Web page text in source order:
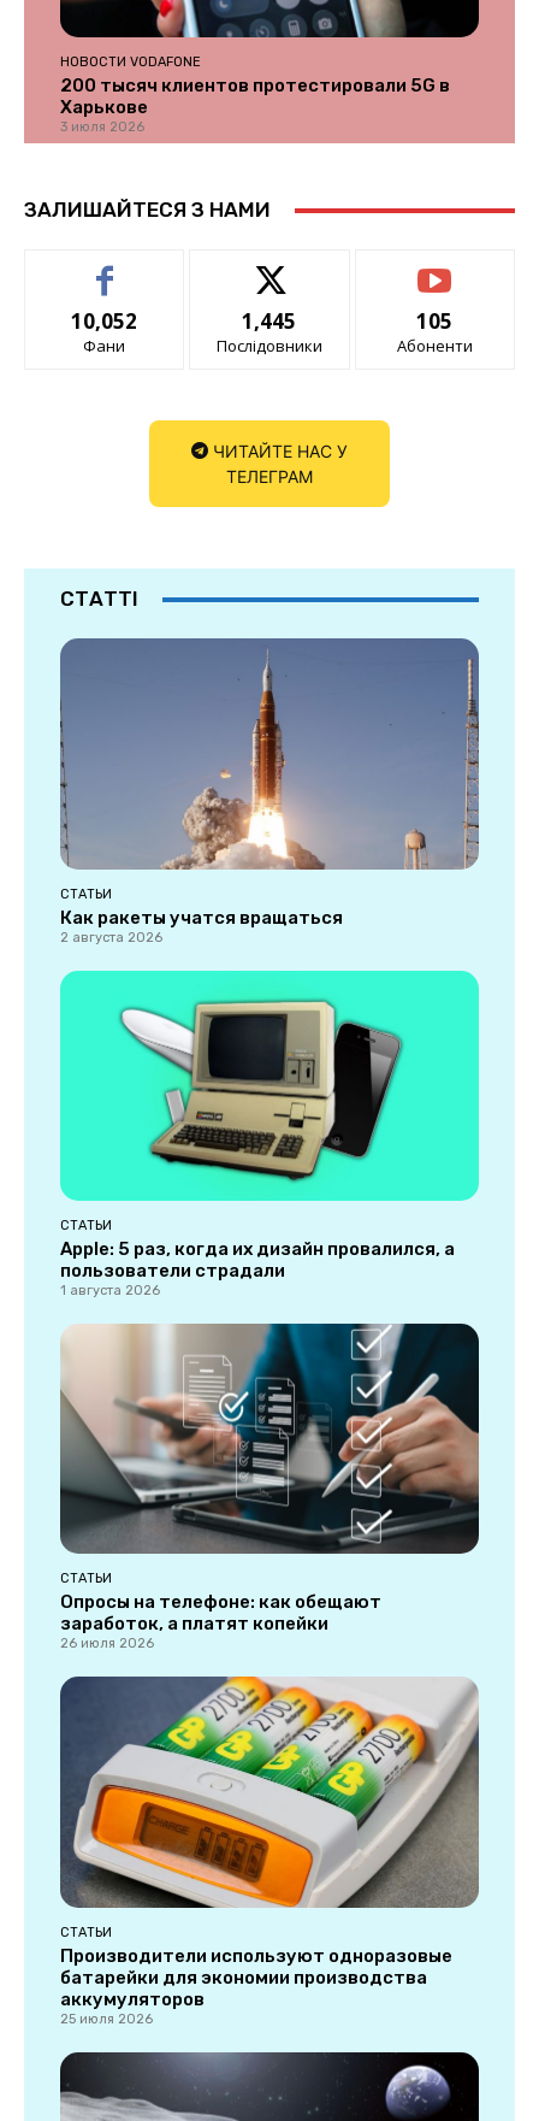
НОВОСТИ VODAFONE
200 тысяч клиентов протестировали 5G в
Харькове
3 июля 2026
ЗАЛИШАЙТЕСЯ З НАМИ
10,052
Фани
1,445
Послідовники
105
Абоненти
ЧИТАЙТЕ НАС У
ТЕЛЕГРАМ
СТАТТІ
СТАТЬИ
Как ракеты учатся вращаться
2 августа 2026
СТАТЬИ
Apple: 5 раз, когда их дизайн провалился, а
пользователи страдали
1 августа 2026
СТАТЬИ
Опросы на телефоне: как обещают
заработок, а платят копейки
26 июля 2026
СТАТЬИ
Производители используют одноразовые
батарейки для экономии производства
аккумуляторов
25 июля 2026